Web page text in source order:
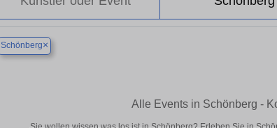
Schönberg×
Alle Events in Schönberg -